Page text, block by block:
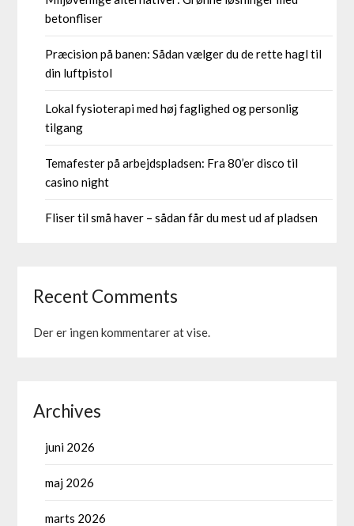
betonfliser
Præcision på banen: Sådan vælger du de rette hagl til
din luftpistol
Lokal fysioterapi med høj faglighed og personlig
tilgang
Temafester på arbejdspladsen: Fra 80’er disco til
casino night
Fliser til små haver – sådan får du mest ud af pladsen
Recent Comments
Der er ingen kommentarer at vise.
Archives
juni 2026
maj 2026
marts 2026